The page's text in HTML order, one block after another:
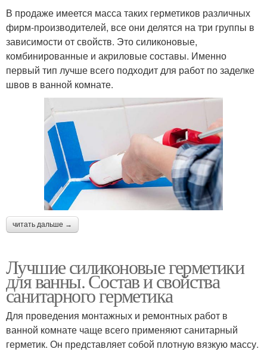
В продаже имеется масса таких герметиков различных
фирм-производителей, все они делятся на три группы в
зависимости от свойств. Это силиконовые,
комбинированные и акриловые составы. Именно
первый тип лучше всего подходит для работ по заделке
швов в ванной комнате.
читать дальше →
Лучшие силиконовые герметики
для ванны. Состав и свойства
санитарного герметика
Для проведения монтажных и ремонтных работ в
ванной комнате чаще всего применяют санитарный
герметик. Он представляет собой плотную вязкую массу.